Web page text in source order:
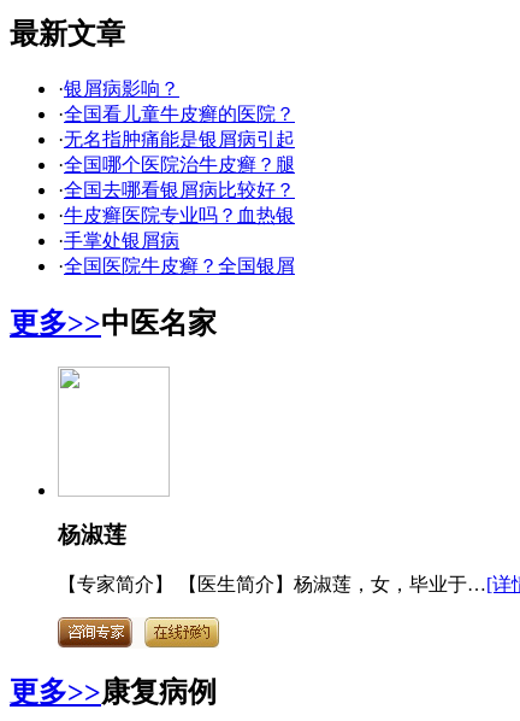
最新文章
·银屑病影响？
·全国看儿童牛皮癣的医院？
·无名指肿痛能是银屑病引起
·全国哪个医院治牛皮癣？腿
·全国去哪看银屑病比较好？
·牛皮癣医院专业吗？血热银
·手掌处银屑病
·全国医院牛皮癣？全国银屑
更多>>中医名家
杨淑莲
【专家简介】 【医生简介】杨淑莲，女，毕业于…[详
更多>>康复病例